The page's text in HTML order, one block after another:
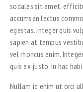
sodales sit amet,
accumsan lectus
egestas. Integer quis
sapien at tempus
vel rhoncus enim.
quis ex justo. In hac
Nullam id enim ut orci